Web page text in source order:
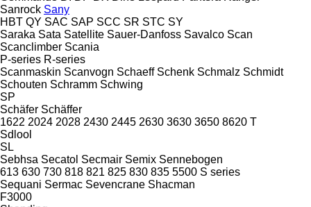
Sanrock Sany
HBT QY SAC SAP SCC SR STC SY
Saraka Sata Satellite Sauer-Danfoss Savalco Scan
Scanclimber Scania
P-series R-series
Scanmaskin Scanvogn Schaeff Schenk Schmalz Schmidt
Schouten Schramm Schwing
SP
Schäfer Schäffer
1622 2024 2028 2430 2445 2630 3630 3650 8620 T
Sdlool
SL
Sebhsa Secatol Secmair Semix Sennebogen
613 630 730 818 821 825 830 835 5500 S series
Sequani Sermac Sevencrane Shacman
F3000